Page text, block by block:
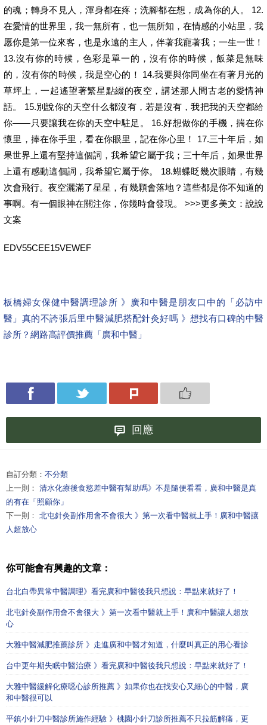
的魂；轉身不見人，渾身都在疼；洗腳都在想，成為你的人。 12.
在愛情的世界里，我一無所有，也一無所知，在情感的小站里，我
愿你是第一位來客，也是永遠的主人，伴著我寵著我；一生一世！
13.沒有你的時候，色彩是單一的，沒有你的時候，飯菜是無味
的，沒有你的時候，我是空心的！ 14.我要與你同坐在有著月光的
草坪上，一起遙望著繁星點綴的夜空，講述那人間古老的愛情神
話。 15.別說你的天空什么都沒有，若是沒有，我把我的天空都給
你——只要讓我在你的天空中駐足。 16.好想做你的手機，揣在你
懷里，捧在你手里，看在你眼里，記在你心里！ 17.三十年后，如
果世界上還有堅持這個詞，我希望它屬于我；三十年后，如果世界
上還有感動這個詞，我希望它屬于你。 18.蝴蝶眨幾次眼睛，有幾
次會飛行。夜空灑滿了星星，有幾顆會落地？這些都是你不知道的
事啊。有一個眼神在關注你，你幾時會發現。 >>>更多美文：說說
文案
EDV55CEE15VEWEF
板橋婦女保健中醫調理診所 》廣和中醫是朋友口中的「必訪中
醫」真的不誇張后里中醫減肥搭配針灸好嗎 》想找有口碑的中醫
診所？網路高評價推薦「廣和中醫」
回應
自訂分類： 不分類
上一則： 清水化療後食慾差中醫有幫助嗎》不是隨便看看，廣和中醫是真
的有在「照顧你」
下一則： 北屯針灸副作用會不會很大 》第一次看中醫就上手！廣和中醫讓
人超放心
你可能會有興趣的文章：
台北白帶異常中醫調理》看完廣和中醫後我只想說：早點來就好了！
北屯針灸副作用會不會很大 》第一次看中醫就上手！廣和中醫讓人超放
心
大雅中醫減肥推薦診所 》走進廣和中醫才知道，什麼叫真正的用心看診
台中更年期失眠中醫治療 》看完廣和中醫後我只想說：早點來就好了！
大雅中醫緩解化療噁心診所推薦 》如果你也在找安心又細心的中醫，廣
和中醫很可以
平鎮小針刀中醫診所施作經驗 》桃園小針刀診所推薦不只拉筋解痛，更